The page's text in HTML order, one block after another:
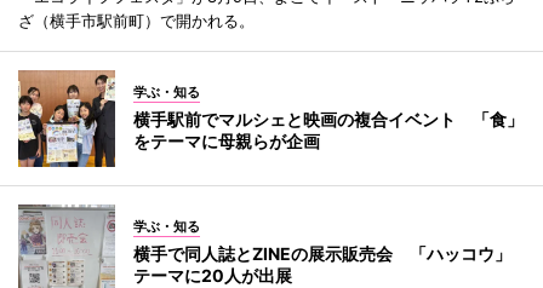
ざ（横手市駅前町）で開かれる。
学ぶ・知る
横手駅前でマルシェと映画の複合イベント 「食」
をテーマに母親らが企画
学ぶ・知る
横手で同人誌とZINEの展示販売会 「ハッコウ」
テーマに20人が出展